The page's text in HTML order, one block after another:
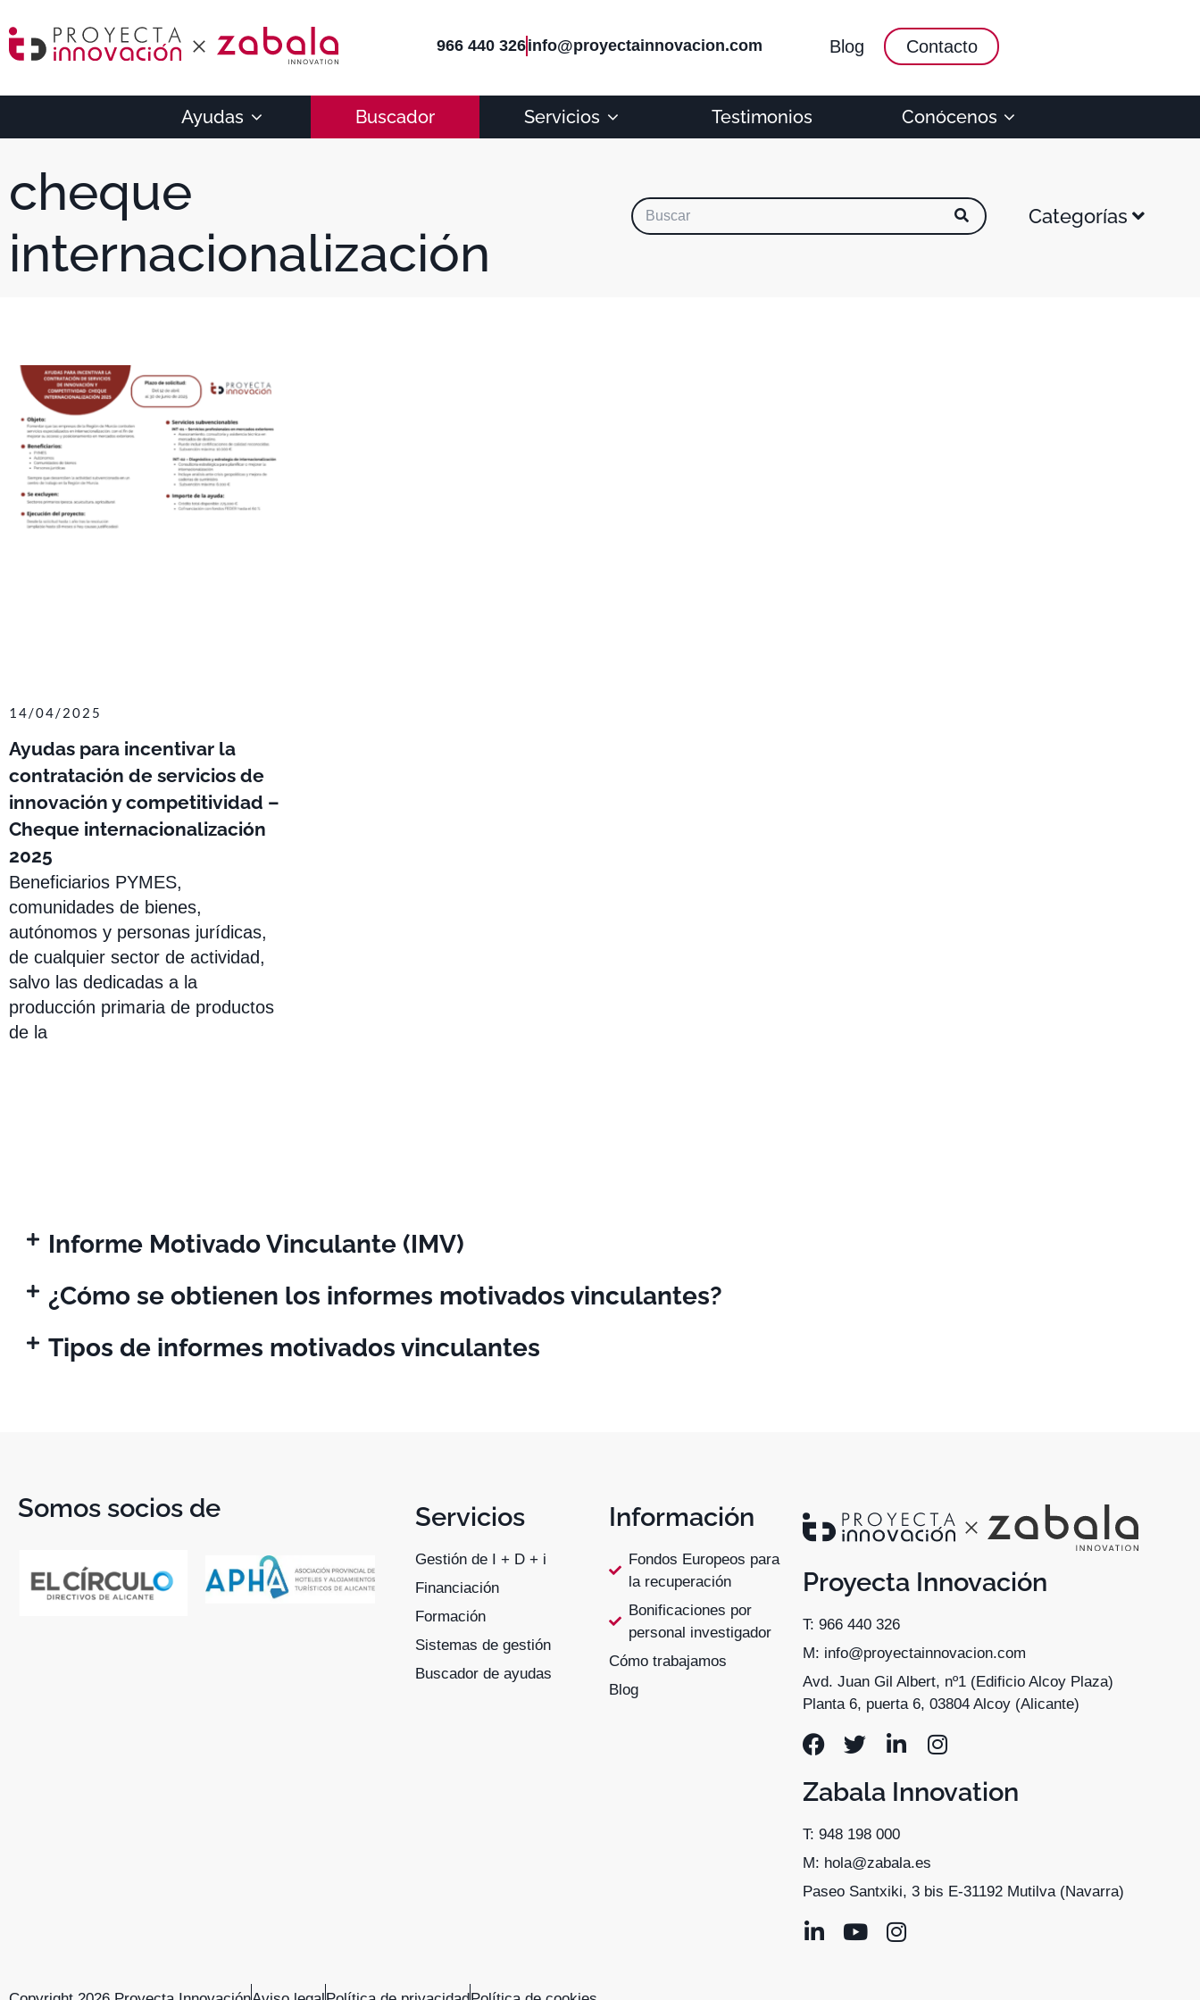
966 440 326info@proyectainnovacion.com Blog Contacto
Ayudas Buscador Servicios Testimonios Conócenos
cheque
internacionalización
Categorías
Ayudas para incentivar la
contratación de servicios de
innovación y competitividad –
Cheque internacionalización
2025
14/04/2025
Beneficiarios PYMES,
comunidades de bienes,
autónomos y personas jurídicas,
de cualquier sector de actividad,
salvo las dedicadas a la
producción primaria de productos
de la
Informe Motivado Vinculante (IMV)
¿Cómo se obtienen los informes motivados vinculantes?
Tipos de informes motivados vinculantes
Somos socios de Servicios
Gestión de I + D + i
Financiación
Formación
Sistemas de gestión
Buscador de ayudas
Información
Fondos Europeos para
la recuperación
Bonificaciones por
personal investigador
Cómo trabajamos
Blog
Proyecta Innovación
T: 966 440 326
M: info@proyectainnovacion.com
Avd. Juan Gil Albert, nº1 (Edificio Alcoy Plaza)
Planta 6, puerta 6, 03804 Alcoy (Alicante)
Zabala Innovation
T: 948 198 000
M: hola@zabala.es
Paseo Santxiki, 3 bis E-31192 Mutilva (Navarra)